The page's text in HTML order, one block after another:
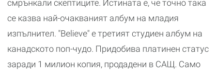
смрънкали скептиците. Истината е, че точно така
се казва най-очакваният албум на младия
изпълнител. "Believe" е третият студиен албум на
канадското поп-чудо. Придобива платинен статус
заради 1 милион копия, продадени в САЩ. Само